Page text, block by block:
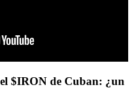
$IRON de Cuban: ¿un